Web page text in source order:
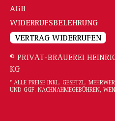
AGB
WIDERRUFSBELEHRUNG
VERTRAG WIDERRUFEN
© PRIVAT-BRAUEREI
KG
* ALLE PREISE INKL. GESETZL.
UND GGF. NACHNAHMEGEBÜHREN,